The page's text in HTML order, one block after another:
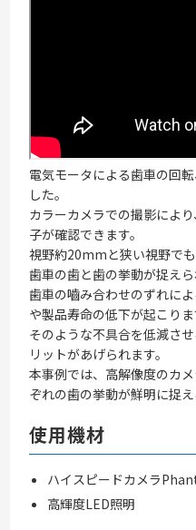
電気モータによる歯車の回
した。
カラーカメラでの撮影によ
子が確認できます。
視野約20mmと狭い視野で
歯車の歯と歯の挙動が捉えら
歯車の嚙み合わせのずれに
や製品寿命の低下が起こりま
そのような不具合を低減さ
リットがあげられます。
本事例では、高解像度のカ
ぞれの歯の挙動が鮮明に捉え
使用機材
ハイスピードカメラ
高輝度LED照明